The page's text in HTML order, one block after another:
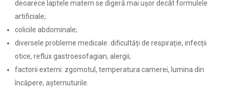
deoarece laptele matern se digeră mai ușor decât formulele
artificiale;
colicile abdominale;
diversele probleme medicale: dificultăți de respirație, infecții
otice, reflux gastroesofagian, alergii;
factorii externi: zgomotul, temperatura camerei, lumina din
încăpere, așternuturile.